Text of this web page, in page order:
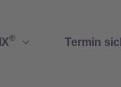
® Termin